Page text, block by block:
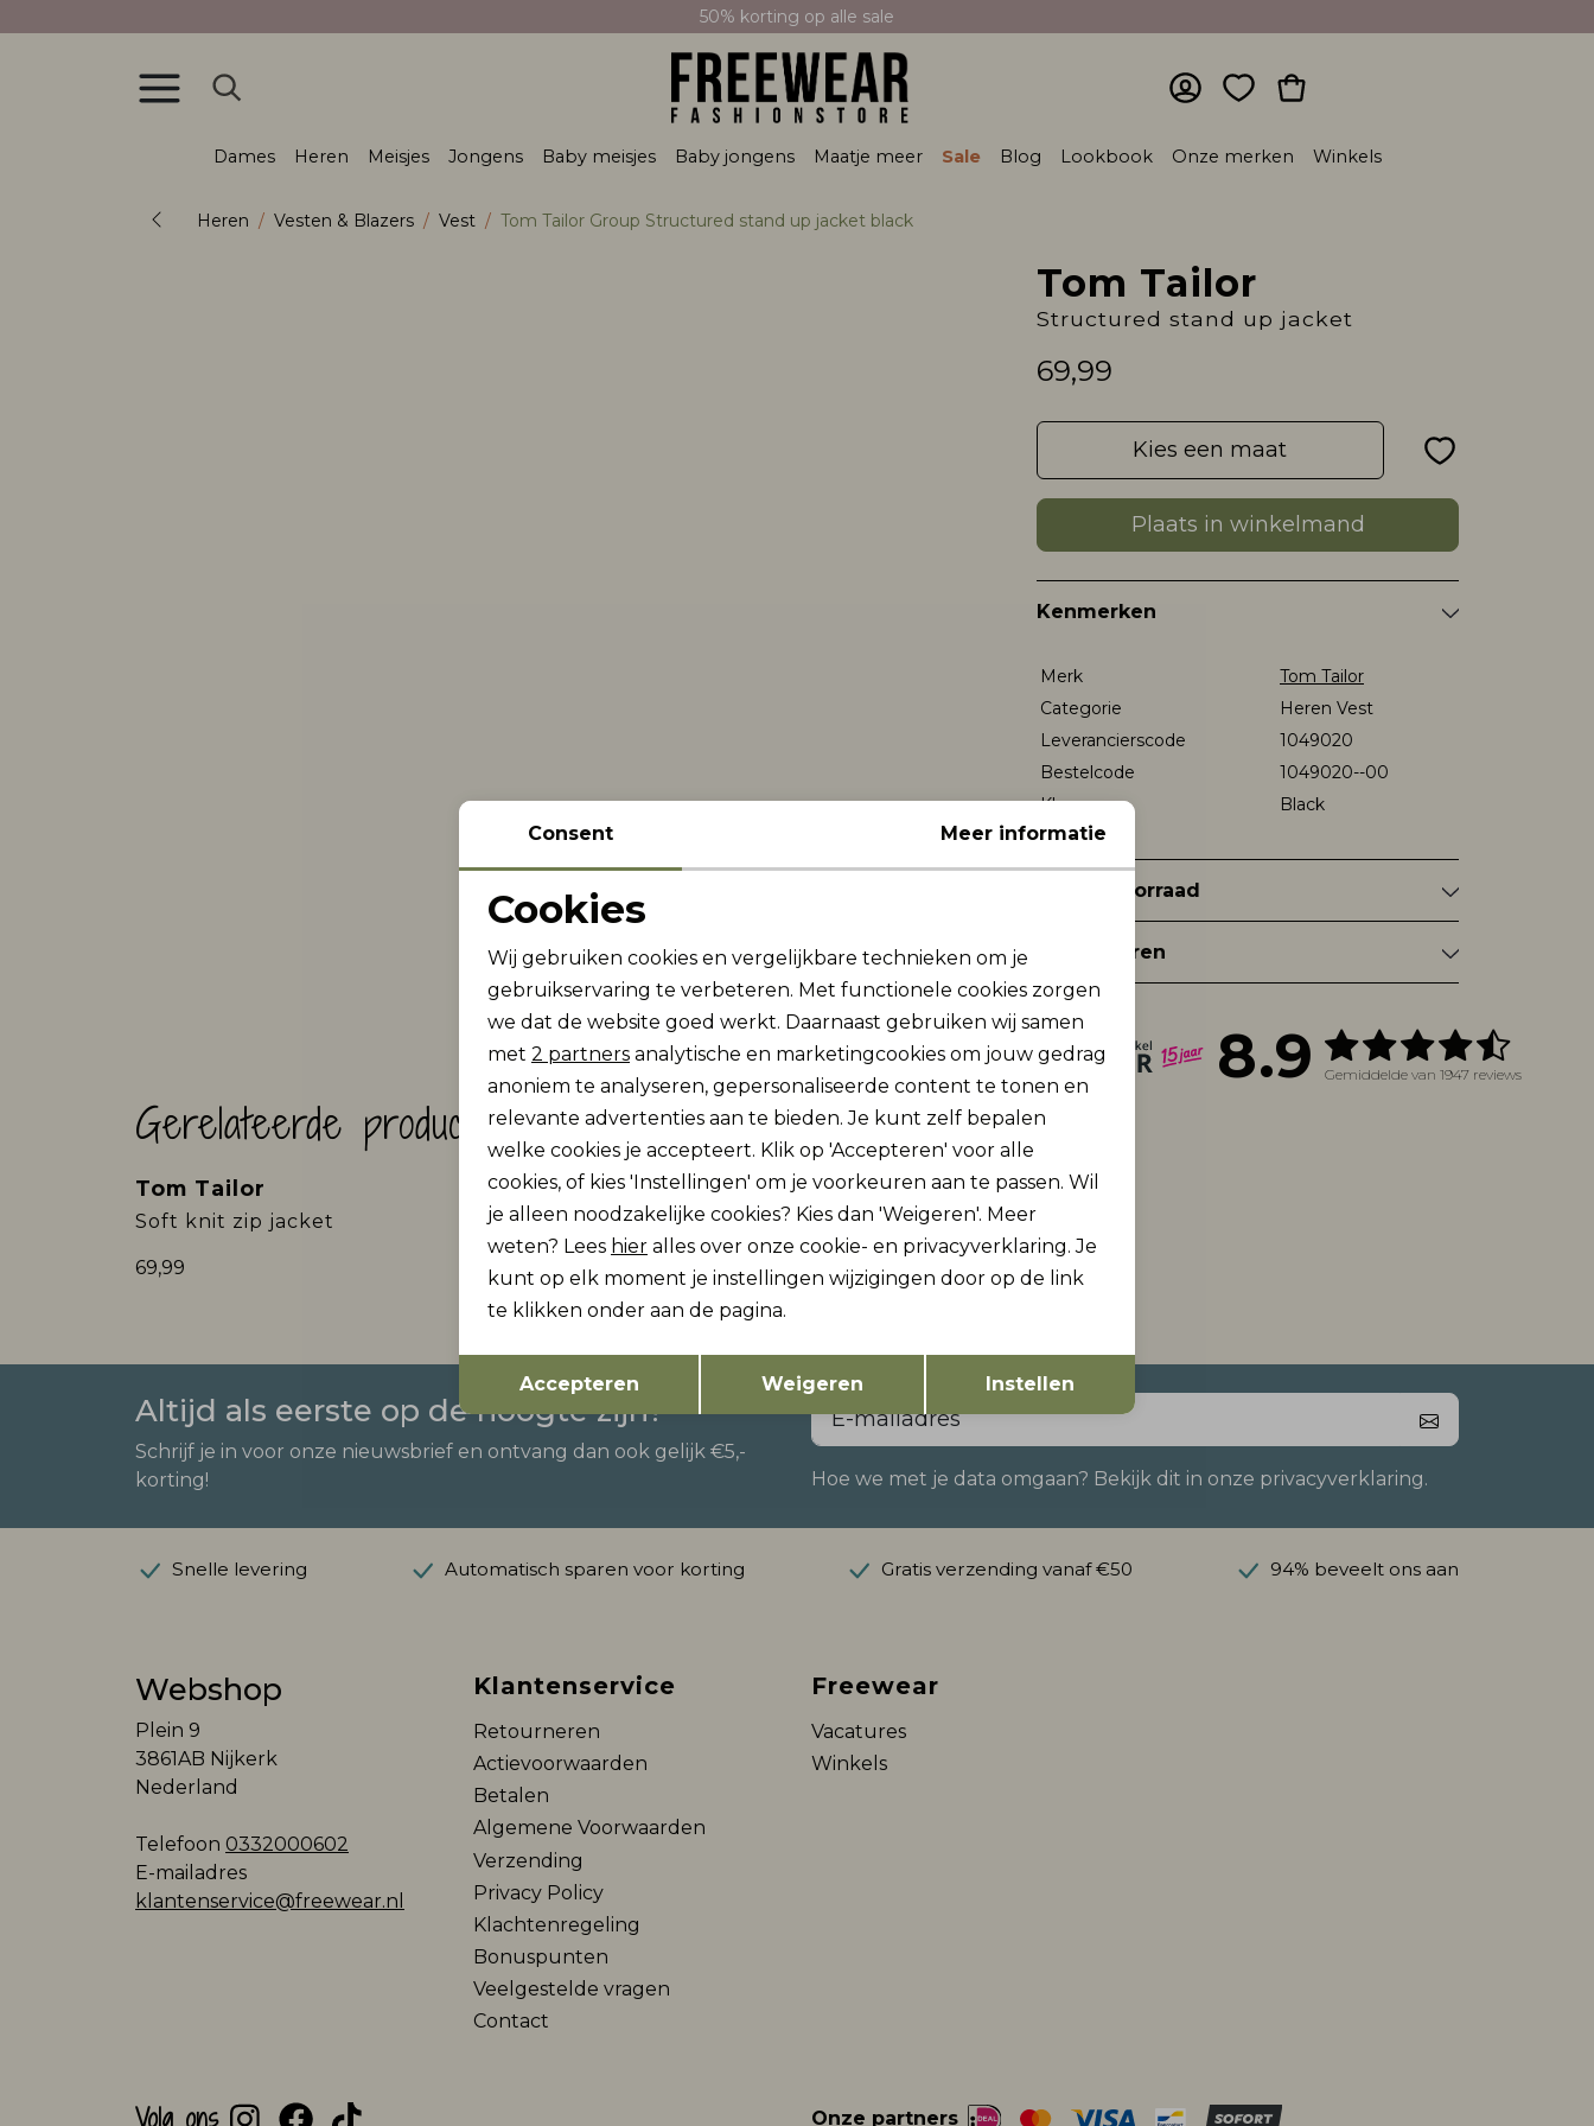
50% korting op alle sale
Dames Heren Meisjes Jongens Baby meisjes Baby jongens Maatje meer Sale Blog Lookbook Onze merken Winkels
Heren Vesten & Blazers Vest Tom Tailor Group Structured stand up jacket black
Tom Tailor
Structured stand up jacket
69,99
Kies een maat
Plaats in winkelmand
Kenmerken
Merk
Tom Tailor
Categorie
Heren Vest
Leverancierscode
1049020
Bestelcode
1049020--00
Kleur
Black
Winkelvoorraad
Retourneren
8.9 Gemiddelde van 1947 reviews
Gerelateerde producten
Tom Tailor
Soft knit zip jacket
69,99
Tom Tailor
Structure Blazer
129,99
Altijd als eerste op de hoogte zijn?
Schrijf je in voor onze nieuwsbrief en ontvang dan ook gelijk €5,-
korting!
Hoe we met je data omgaan? Bekijk dit in onze privacyverklaring.
Snelle levering Automatisch sparen voor korting Gratis verzending vanaf €50 94% beveelt ons aan
Webshop
Plein 9
3861AB Nijkerk
Nederland
Telefoon 0332000602
E-mailadres
klantenservice@freewear.nl
Klantenservice
Retourneren
Actievoorwaarden
Betalen
Algemene Voorwaarden
Verzending
Privacy Policy
Klachtenregeling
Bonuspunten
Veelgestelde vragen
Contact
Freewear
Vacatures
Winkels
Volg ons Onze partners
Noodzakelijke cookies
Analytische cookies Marketing cookies
Terug Opslaan
Consent Meer informatie
Cookies
Wij gebruiken cookies en vergelijkbare technieken om je
gebruikservaring te verbeteren. Met functionele cookies zorgen
we dat de website goed werkt. Daarnaast gebruiken wij samen
met 2 partners analytische en marketingcookies om jouw gedrag
anoniem te analyseren, gepersonaliseerde content te tonen en
relevante advertenties aan te bieden. Je kunt zelf bepalen
welke cookies je accepteert. Klik op 'Accepteren' voor alle
cookies, of kies 'Instellingen' om je voorkeuren aan te passen. Wil
je alleen noodzakelijke cookies? Kies dan 'Weigeren'. Meer
weten? Lees hier alles over onze cookie- en privacyverklaring. Je
kunt op elk moment je instellingen wijzigingen door op de link
te klikken onder aan de pagina.
Accepteren Weigeren Instellen